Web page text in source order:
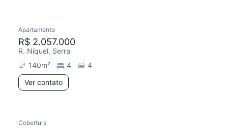
Redecorar
Apartamento
R$ 2.057.000
R. Níquel, Serra
140m² 4
4
Ver contato
Cobertura